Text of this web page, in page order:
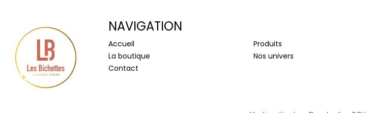
NAVIGATION
Accueil
Produits
La boutique
Nos univers
Contact